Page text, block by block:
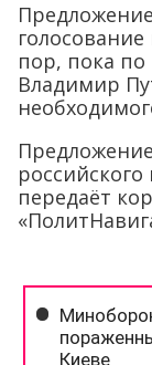
пор, пока по
Владимир
передаёт